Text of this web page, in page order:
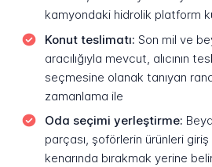
kamyondaki hidrolik platform
Konut teslimatı: Son mil ve
aracılığıyla mevcut, alıcının
seçmesine olanak tanıyan
zamanlama ile
Oda seçimi yerleştirme:
parçası, şoförlerin ürünleri giriş
kenarında bırakmak yerine